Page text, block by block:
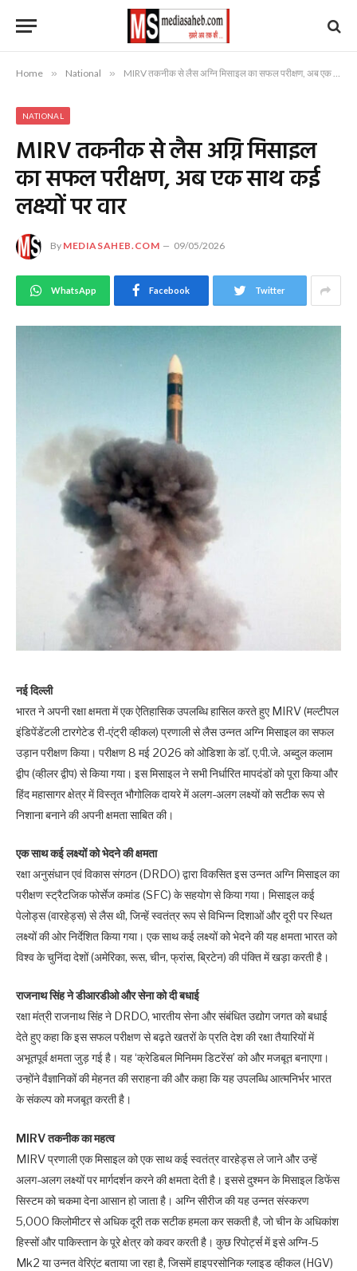
Home » National » MIRV तकनीक से लैस अग्नि मिसाइल का सफल परीक्षण, अब एक साथ कई लक्ष्यों पर वार
NATIONAL
MIRV तकनीक से लैस अग्नि मिसाइल
का सफल परीक्षण, अब एक साथ कई
लक्ष्यों पर वार
By MEDIASAHEB.COM 09/05/2026
WhatsApp Facebook Twitter
नई दिल्ली
भारत ने अपनी रक्षा क्षमता में एक ऐतिहासिक उपलब्धि हासिल करते हुए MIRV (मल्टीपल
इंडिपेंडेंटली टारगेटेड री-एंट्री व्हीकल) प्रणाली से लैस उन्नत अग्नि मिसाइल का सफल
उड़ान परीक्षण किया। परीक्षण 8 मई 2026 को ओडिशा के डॉ. ए.पी.जे. अब्दुल कलाम
द्वीप (व्हीलर द्वीप) से किया गया। इस मिसाइल ने सभी निर्धारित मापदंडों को पूरा किया और
हिंद महासागर क्षेत्र में विस्तृत भौगोलिक दायरे में अलग-अलग लक्ष्यों को सटीक रूप से
निशाना बनाने की अपनी क्षमता साबित की।
एक साथ कई लक्ष्यों को भेदने की क्षमता
रक्षा अनुसंधान एवं विकास संगठन (DRDO) द्वारा विकसित इस उन्नत अग्नि मिसाइल का
परीक्षण स्ट्रैटजिक फोर्सेज कमांड (SFC) के सहयोग से किया गया। मिसाइल कई
पेलोड्स (वारहेड्स) से लैस थी, जिन्हें स्वतंत्र रूप से विभिन्न दिशाओं और दूरी पर स्थित
लक्ष्यों की ओर निर्देशित किया गया। एक साथ कई लक्ष्यों को भेदने की यह क्षमता भारत को
विश्व के चुनिंदा देशों (अमेरिका, रूस, चीन, फ्रांस, ब्रिटेन) की पंक्ति में खड़ा करती है।
राजनाथ सिंह ने डीआरडीओ और सेना को दी बधाई
रक्षा मंत्री राजनाथ सिंह ने DRDO, भारतीय सेना और संबंधित उद्योग जगत को बधाई
देते हुए कहा कि इस सफल परीक्षण से बढ़ते खतरों के प्रति देश की रक्षा तैयारियों में
अभूतपूर्व क्षमता जुड़ गई है। यह ‘क्रेडिबल मिनिमम डिटरेंस’ को और मजबूत बनाएगा।
उन्होंने वैज्ञानिकों की मेहनत की सराहना की और कहा कि यह उपलब्धि आत्मनिर्भर भारत
के संकल्प को मजबूत करती है।
MIRV तकनीक का महत्व
MIRV प्रणाली एक मिसाइल को एक साथ कई स्वतंत्र वारहेड्स ले जाने और उन्हें
अलग-अलग लक्ष्यों पर मार्गदर्शन करने की क्षमता देती है। इससे दुश्मन के मिसाइल डिफेंस
सिस्टम को चकमा देना आसान हो जाता है। अग्नि सीरीज की यह उन्नत संस्करण
5,000 किलोमीटर से अधिक दूरी तक सटीक हमला कर सकती है, जो चीन के अधिकांश
हिस्सों और पाकिस्तान के पूरे क्षेत्र को कवर करती है। कुछ रिपोर्ट्स में इसे अग्नि-5
Mk2 या उन्नत वेरिएंट बताया जा रहा है, जिसमें हाइपरसोनिक ग्लाइड व्हीकल (HGV)